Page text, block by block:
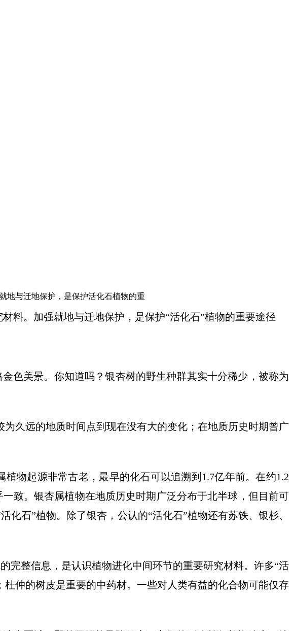
地与迁地保护，是保护活化石植物的重
料。加强就地与迁地保护，是保护“活化石”植物的重要途径
美景。你知道吗？银杏树的野生种群其实十分稀少，被称为
久远的地质时间点到现在没有大的变化；在地质历史时期曾广
起源非常古老，最早的化石可以追溯到1.7亿年前。在约1.2
致。银杏属植物在地质历史时期广泛分布于北半球，但目前可
石”植物。除了银杏，公认的“活化石”植物还有苏铁、银杉、
整信息，是认识植物进化中间环节的重要研究材料。许多“活
仲的树皮是重要的中药材。一些对人类有益的化合物可能仅存